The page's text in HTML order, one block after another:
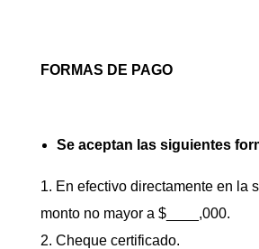
FORMAS DE PAGO
Se aceptan las siguientes
En efectivo directamente en la
monto no mayor a $____,000.
Cheque certificado.